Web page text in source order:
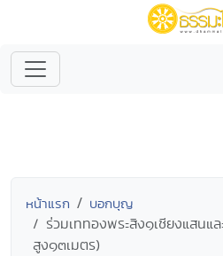
หน้าแรก บอกบุญ
ร่วมเททองพระสิง๑เชียงแสน
สูง๑๓เมตร)